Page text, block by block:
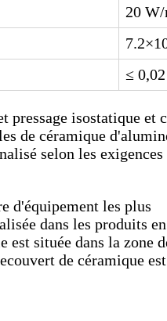
20
≤
pressage isostatique et
de céramique
selon les
d'équipement les plus
dans les produits
est située dans la zone
de céramique